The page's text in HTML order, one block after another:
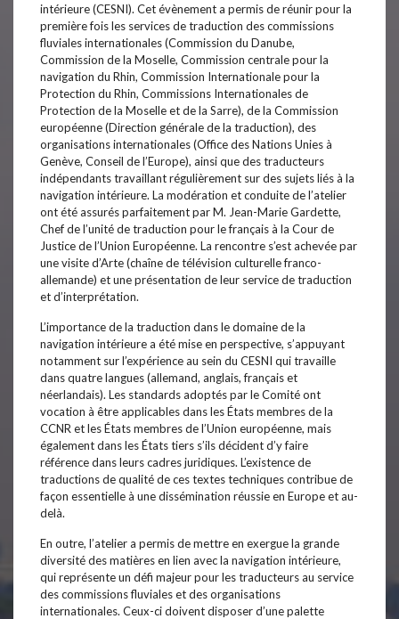
intérieure (CESNI). Cet évènement a permis de réunir pour la
première fois les services de traduction des commissions
fluviales internationales (Commission du Danube,
Commission de la Moselle, Commission centrale pour la
navigation du Rhin, Commission Internationale pour la
Protection du Rhin, Commissions Internationales de
Protection de la Moselle et de la Sarre), de la Commission
européenne (Direction générale de la traduction), des
organisations internationales (Office des Nations Unies à
Genève, Conseil de l’Europe), ainsi que des traducteurs
indépendants travaillant régulièrement sur des sujets liés à la
navigation intérieure. La modération et conduite de l’atelier
ont été assurés parfaitement par M. Jean-Marie Gardette,
Chef de l’unité de traduction pour le français à la Cour de
Justice de l’Union Européenne. La rencontre s’est achevée par
une visite d’Arte (chaîne de télévision culturelle franco-
allemande) et une présentation de leur service de traduction
et d’interprétation.
L’importance de la traduction dans le domaine de la
navigation intérieure a été mise en perspective, s’appuyant
notamment sur l’expérience au sein du CESNI qui travaille
dans quatre langues (allemand, anglais, français et
néerlandais). Les standards adoptés par le Comité ont
vocation à être applicables dans les États membres de la
CCNR et les États membres de l’Union européenne, mais
également dans les États tiers s’ils décident d’y faire
référence dans leurs cadres juridiques. L’existence de
traductions de qualité de ces textes techniques contribue de
façon essentielle à une dissémination réussie en Europe et au-
delà.
En outre, l’atelier a permis de mettre en exergue la grande
diversité des matières en lien avec la navigation intérieure,
qui représente un défi majeur pour les traducteurs au service
des commissions fluviales et des organisations
internationales. Ceux-ci doivent disposer d’une palette